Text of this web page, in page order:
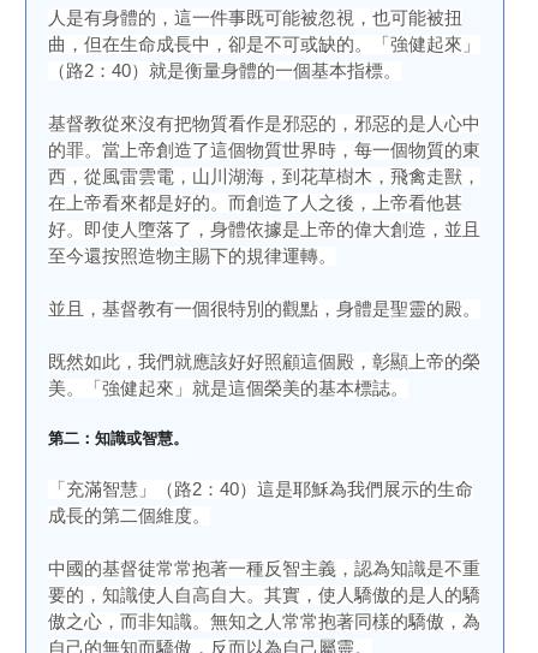
人是有身體的，這一件事既可能被忽視，也可能被扭
曲，但在生命成長中，卻是不可或缺的。「強健起來」
（路2：40）就是衡量身體的一個基本指標。
基督教從來沒有把物質看作是邪惡的，邪惡的是人心中
的罪。當上帝創造了這個物質世界時，每一個物質的東
西，從風雷雲電，山川湖海，到花草樹木，飛禽走獸，
在上帝看來都是好的。而創造了人之後，上帝看他甚
好。即使人墮落了，身體依據是上帝的偉大創造，並且
至今還按照造物主賜下的規律運轉。
並且，基督教有一個很特別的觀點，身體是聖靈的殿。
既然如此，我們就應該好好照顧這個殿，彰顯上帝的榮
美。「強健起來」就是這個榮美的基本標誌。
第二：知識或智慧。
「充滿智慧」（路2：40）這是耶穌為我們展示的生命
成長的第二個維度。
中國的基督徒常常抱著一種反智主義，認為知識是不重
要的，知識使人自高自大。其實，使人驕傲的是人的驕
傲之心，而非知識。無知之人常常抱著同樣的驕傲，為
自己的無知而驕傲，反而以為自己屬靈。